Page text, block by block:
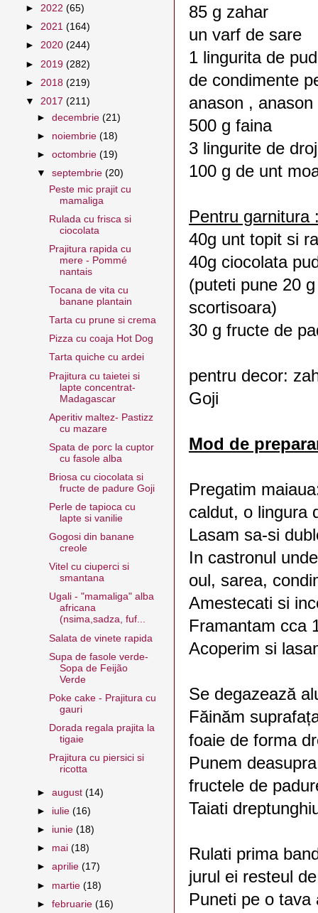
85 g zahar
un varf de sare
1 lingurita de
de condimente
anason ,
500 g faina
3 lingurite de
100 g de unt
Pentru garnitura
40g unt topit si
40g ciocolata
(puteti pune 20
scortisoara)
30 g fructe de
pentru decor:
Goji
Mod de
Pregatim
caldut, o lingura
Lasam sa-si
In castronul
oul, sarea,
Amestecati si
Framantam cca
Acoperim si
Se degazează
Făinăm
foaie de forma
Punem
fructele de
Taiati
Rulati prima
jurul ei resteul
Puneti pe o tava
► 2022 (65)
► 2021 (164)
► 2020 (244)
► 2019 (282)
► 2018 (219)
▼ 2017 (211)
►decembrie(21)
► noiembrie(18)
►octombrie(19)
▼septembrie(20)
Peste mic prajit cu
mamaliga
Rulada cu frisca si
ciocolata
Prajitura rapida cu
mere - Pommé
nantais
Tocana de vita cu
banane plantain
Tarta cu prune si crema
Pizza cu coaja Hot Dog
Tarta quiche cu ardei
Prajitura cu taietei si
lapte concentrat-
Madagascar
Aperitiv maltez- Pastizz
cu mazare
Spata de porc la cuptor
cu fasole alba
Briosa cu ciocolata si
fructe de padure Goji
Perle de tapioca cu
lapte si vanilie
Gogosi din banane
creole
Vitel cu ciuperci si
smantana
Ugali - "mamaliga" alba
africana
(nsima,sadza, fuf...
Salata de vinete rapida
Supa de fasole verde-
Sopa de Feijão
Verde
Poke cake - Prajitura cu
gauri
Dorada regala prajita la
tigaie
Prajitura cu piersici si
ricotta
►august(14)
► iulie(16)
► iunie(18)
► mai(18)
►aprilie(17)
► martie(18)
►februarie(16)